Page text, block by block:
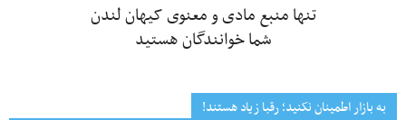
تنها منبع مادی و معنوی کیهان لندن
شما خوانندگان هستید
به بازار اطمینان نکنید؛ رقبا زیاد هستند!